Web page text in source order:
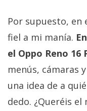
Por supuesto, en
fiel a mi manía.
el Oppo Reno 16
menús, cámaras
una idea de a
dedo. ¿Queréis